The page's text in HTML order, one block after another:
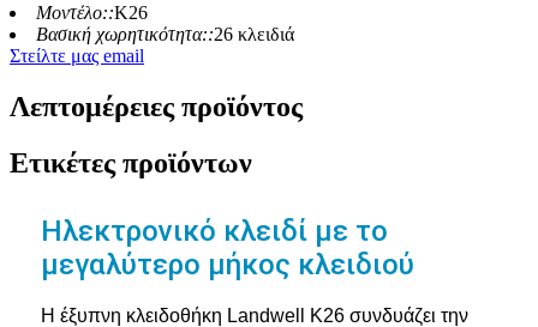
Μοντέλο::Κ26
Βασική χωρητικότητα::26 κλειδιά
Στείλτε μας email
Λεπτομέρειες προϊόντος
Ετικέτες προϊόντων
Ηλεκτρονικό κλειδί με το
μεγαλύτερο μήκος κλειδιού
Η έξυπνη κλειδοθήκη Landwell K26 συνδυάζει την